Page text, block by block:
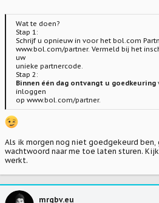
Wat te doen?
Stap 1:
Schrijf u opnieuw in voor het bol.com
www.bol.com/partner. Vermeld bij het
uw
unieke partnercode.
Stap 2:
Binnen één dag ontvangt u goedkeuring
inloggen
op www.bol.com/partner.
Als ik morgen nog niet goedgekeurd ben,
wachtwoord naar me toe laten sturen.
werkt.
mrgbv.eu